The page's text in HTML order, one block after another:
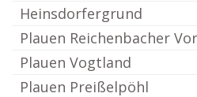
Heinsdorfergrund
Plauen Reichenbacher
Plauen Vogtland
Plauen Preißelpöhl